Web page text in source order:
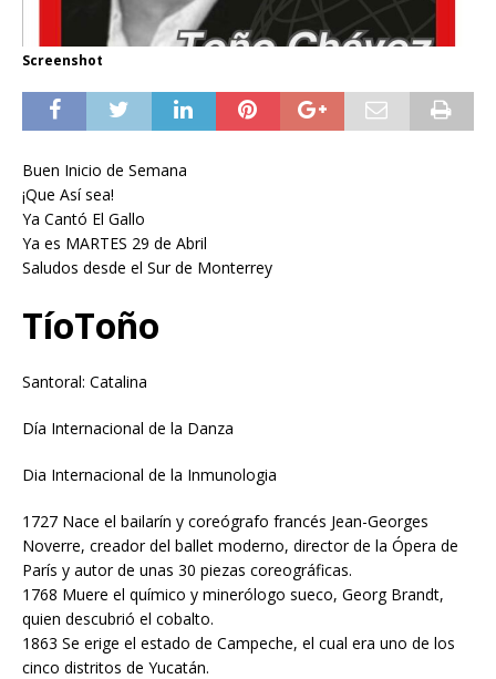
Screenshot
Buen Inicio de Semana
¡Que Así sea!
Ya Cantó El Gallo
Ya es MARTES 29 de Abril
Saludos desde el Sur de Monterrey
TíoToño
Santoral: Catalina
Día Internacional de la Danza
Dia Internacional de la Inmunologia
1727 Nace el bailarín y coreógrafo francés Jean-Georges
Noverre, creador del ballet moderno, director de la Ópera de
París y autor de unas 30 piezas coreográficas.
1768 Muere el químico y minerólogo sueco, Georg Brandt,
quien descubrió el cobalto.
1863 Se erige el estado de Campeche, el cual era uno de los
cinco distritos de Yucatán.